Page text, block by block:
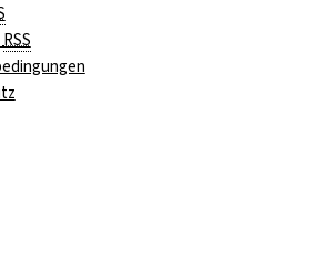
RSS